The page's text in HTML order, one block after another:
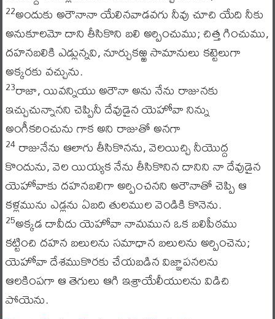
22అందుకు అరౌనానా యేలినవాడవగు నీవు చూచి యేది నీకు
అనుకూలమో దాని తీసికొని బలి అర్పించుము; చిత్త గించుము,
దహనబలికి ఎడ్లున్నవి, నూర్చుకఱ్ఱ సామానులు కట్టెలుగా
అక్కరకు వచ్చును.
23రాజా, యివన్నియు అరౌనా అను నేను రాజునకు
ఇచ్చుచున్నానని చెప్పినీ దేవుడైన యెహోవా నిన్ను
అంగీకరించును గాక అని రాజుతో అనగా
24రాజునేను ఆలాగు తీసికొనను, వెలయిచ్చి నీయొద్ద
కొందును, వెల యియ్యక నేను తీసికొనిన దానిని నా దేవుడైన
యెహోవాకు దహనబలిగా అర్పించనని అరౌనాతో చెప్పి ఆ
కళ్లమును ఎడ్లను ఏబది తులముల వెండికి కొనెను.
25అక్కడ దావీదు యెహోవా నామమున ఒక బలిపీఠము
కట్టించి దహన బలులను సమాధాన బలులను అర్పించెను;
యెహోవా దేశముకొరకు చేయబడిన విజ్ఞాపనలను
ఆలకింపగా ఆ తెగులు ఆగి ఇశ్రాయేలీయులను విడిచి
పోయెను.